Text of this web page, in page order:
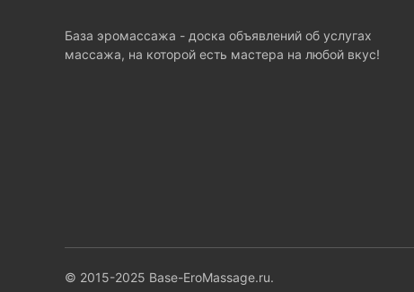
База эромассажа - доска объявлений об услугах
массажа, на которой есть мастера на любой вкус!
© 2015-2025 Base-EroMassage.ru.